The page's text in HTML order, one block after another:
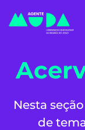
Nesta
de